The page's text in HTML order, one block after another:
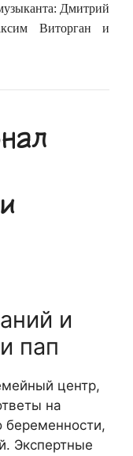
Дмитрий
Виторган и
и
пап
центр,
на
Экспертные